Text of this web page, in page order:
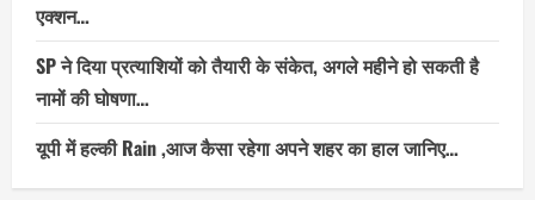
एक्शन…
SP ने दिया प्रत्याशियों को तैयारी के संकेत, अगले महीने हो सकती है
नामों की घोषणा…
यूपी में हल्की Rain ,आज कैसा रहेगा अपने शहर का हाल जानिए…